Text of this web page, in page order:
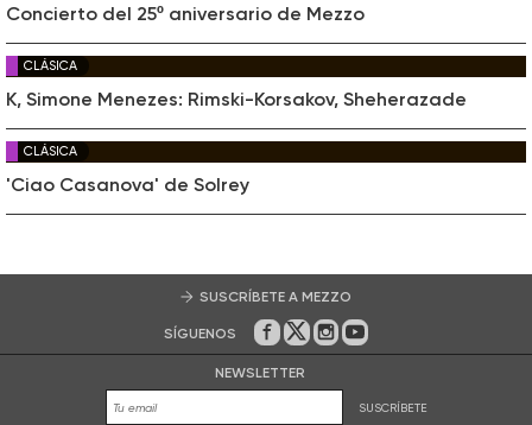
Concierto del 25º aniversario de Mezzo
CLÁSICA
K, Simone Menezes: Rimski-Korsakov, Sheherazade
CLÁSICA
'Ciao Casanova' de Solrey
SUSCRÍBETE A MEZZO
SÍGUENOS En Facebook
En Twitter
En Instagram
En Youtube
NEWSLETTER
SUSCRÍBETE